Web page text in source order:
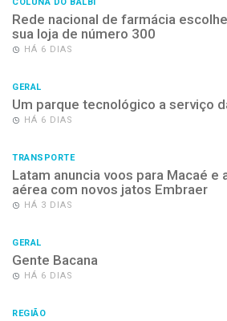
Rede nacional de farmácia
sua loja de número 300
HÁ 6 DIAS
GERAL
Um parque tecnológico a serviço
HÁ 6 DIAS
TRANSPORTE
Latam anuncia voos para Macaé e
aérea com novos jatos Embraer
HÁ 3 DIAS
GERAL
Gente Bacana
HÁ 6 DIAS
REGIÃO